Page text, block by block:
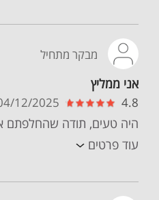
מבקר מתחיל
אני ממליץ
4.8
12/2025
היה טעים, תודה שהחלפתם
עוד פרטים